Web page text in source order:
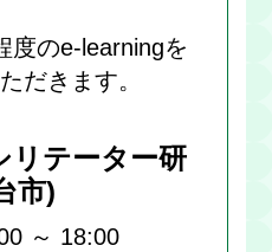
度のe-learningを
だきます。
リテーター研
市)
～ 18:00